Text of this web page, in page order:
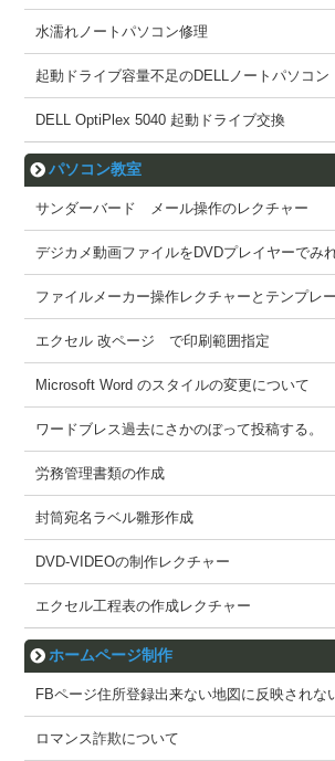
水濡れノートパソコン修理
起動ドライブ容量不足のDELLノートパソコン
DELL OptiPlex 5040 起動ドライブ交換
パソコン教室
サンダーバード メール操作のレクチャー
デジカメ動画ファイルをDVDプレイヤーでみ
ファイルメーカー操作レクチャーとテンプレ
エクセル 改ページ で印刷範囲指定
Microsoft Word のスタイルの変更について
ワードブレス過去にさかのぼって投稿する。
労務管理書類の作成
封筒宛名ラベル雛形作成
DVD-VIDEOの制作レクチャー
エクセル工程表の作成レクチャー
ホームページ制作
FBページ住所登録出来ない地図に反映されな
ロマンス詐欺について